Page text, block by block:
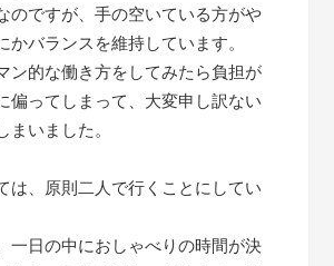
のですが、手の空いている方がや
かバランスを維持しています。
ン的な働き方をしてみたら負担が
偏ってしまって、大変申し訳ない
いました。
は、原則二人で行くことにしてい
一日の中におしゃべりの時間が決